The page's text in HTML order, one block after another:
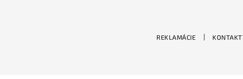
REKLAMÁCIE